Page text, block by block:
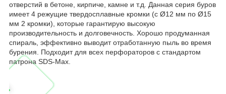
отверстий в бетоне, кирпиче, камне и т.д. Данная серия буров
имеет 4 режущие твердосплавные кромки (с Ø12 мм по Ø15
мм 2 кромки), которые гарантирую высокую
производительность и долговечность. Хорошо продуманная
спираль, эффективно выводит отработанную пыль во время
бурения. Подходит для всех перфораторов с стандартом
патрона SDS-Max.